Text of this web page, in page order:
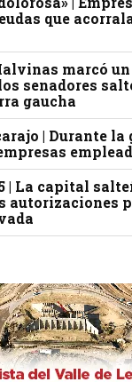
que
marcó
senadores
gaucha
| Durante
| La capital
autorizaciones